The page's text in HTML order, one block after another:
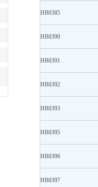
HB0385
HB0390
HB0391
HB0392
HB0393
HB0395
HB0396
HB0397